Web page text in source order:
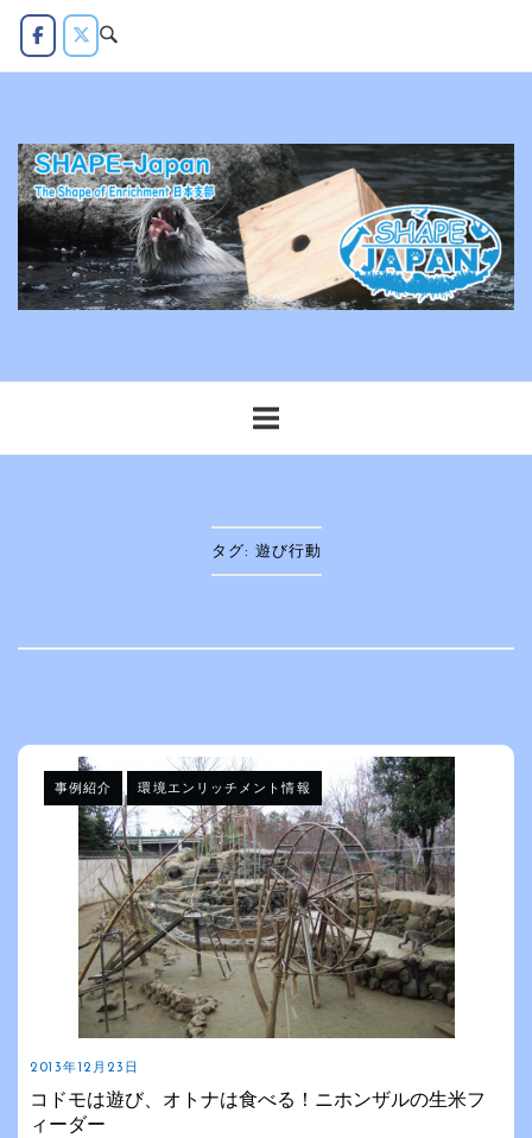
タグ: 遊び行動
事例紹介 環境エンリッチメント情報
2013年12月23日
コドモは遊び、オトナは食べる！ニホンザルの生米フ
ィーダー